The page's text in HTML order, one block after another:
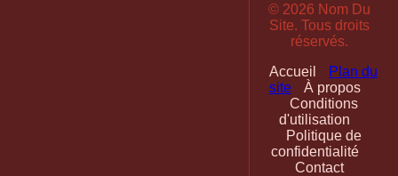
© 2026 Nom Du
Site. Tous droits
réservés.
Accueil
Plan du
site
À propos
Conditions
d'utilisation
Politique de
confidentialité
Contact